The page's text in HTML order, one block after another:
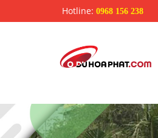
Hotline: 0968 156 238